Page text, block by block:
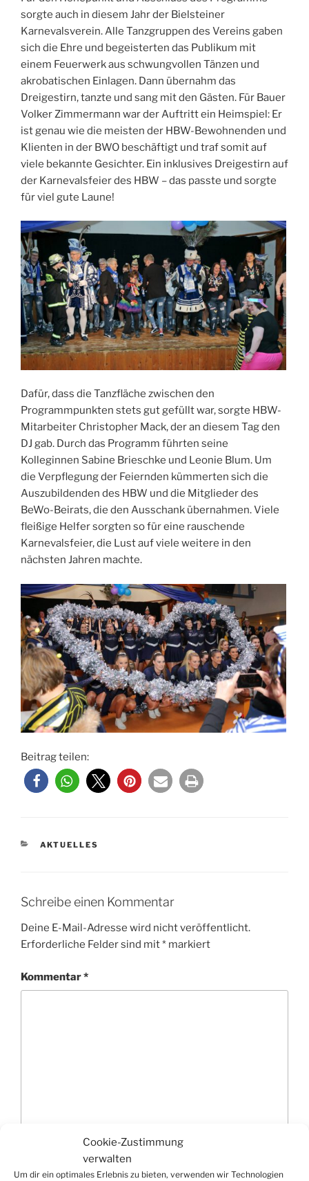
Cookie-Zustimmung
verwalten
Um dir ein optimales Erlebnis zu bieten, verwenden wir Technologien
sorgte auch in diesem Jahr der Bielsteiner
Karnevalsverein. Alle Tanzgruppen des Vereins gaben
sich die Ehre und begeisterten das Publikum mit
einem Feuerwerk aus schwungvollen Tänzen und
akrobatischen Einlagen. Dann übernahm das
Dreigestirn, tanzte und sang mit den Gästen. Für Bauer
Volker Zimmermann war der Auftritt ein Heimspiel: Er
ist genau wie die meisten der HBW-Bewohnenden und
Klienten in der BWO beschäftigt und traf somit auf
viele bekannte Gesichter. Ein inklusives Dreigestirn auf
der Karnevalsfeier des HBW – das passte und sorgte
für viel gute Laune!
Dafür, dass die Tanzfläche zwischen den
Programmpunkten stets gut gefüllt war, sorgte HBW-
Mitarbeiter Christopher Mack, der an diesem Tag den
DJ gab. Durch das Programm führten seine
Kolleginnen Sabine Brieschke und Leonie Blum. Um
die Verpflegung der Feiernden kümmerten sich die
Auszubildenden des HBW und die Mitglieder des
BeWo-Beirats, die den Ausschank übernahmen. Viele
fleißige Helfer sorgten so für eine rauschende
Karnevalsfeier, die Lust auf viele weitere in den
nächsten Jahren machte.
Beitrag teilen:
KATEGORIEN
AKTUELLES
Schreibe einen Kommentar
Deine E-Mail-Adresse wird nicht veröffentlicht.
Erforderliche Felder sind mit* markiert
Kommentar*